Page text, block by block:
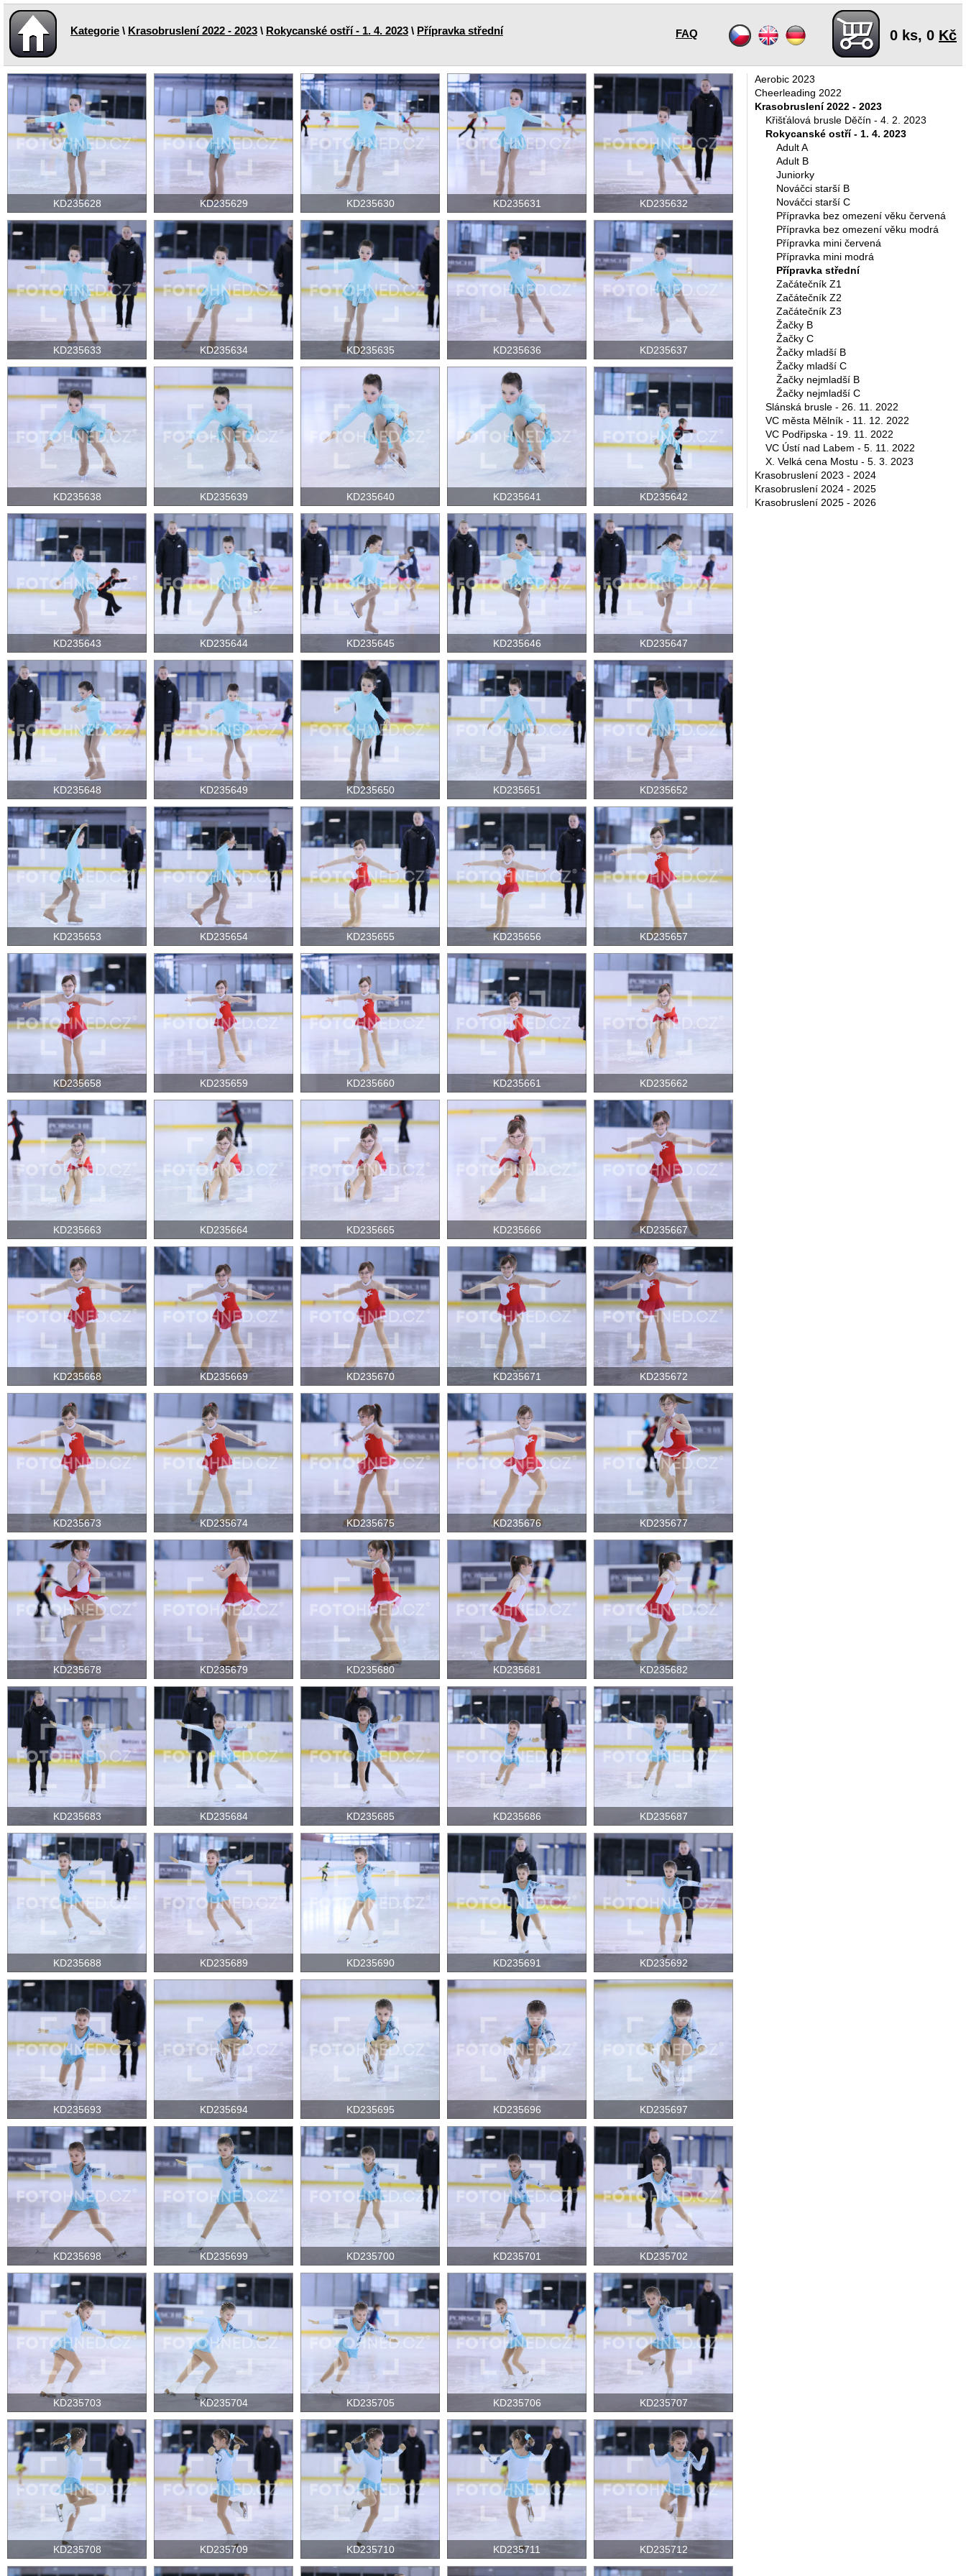
0 ks, 0 Kč
Kategorie \ Krasobruslení 2022 - 2023 \ Rokycanské ostří - 1. 4. 2023 \ Přípravka střední FAQ
KD235628 KD235629 KD235630 KD235631 KD235632
KD235633 KD235634 KD235635 KD235636 KD235637
KD235638 KD235639 KD235640 KD235641 KD235642
KD235643 KD235644 KD235645 KD235646 KD235647
KD235648 KD235649 KD235650 KD235651 KD235652
KD235653 KD235654 KD235655 KD235656 KD235657
KD235658 KD235659 KD235660 KD235661 KD235662
KD235663 KD235664 KD235665 KD235666 KD235667
KD235668 KD235669 KD235670 KD235671 KD235672
KD235673 KD235674 KD235675 KD235676 KD235677
KD235678 KD235679 KD235680 KD235681 KD235682
KD235683 KD235684 KD235685 KD235686 KD235687
KD235688 KD235689 KD235690 KD235691 KD235692
KD235693 KD235694 KD235695 KD235696 KD235697
KD235698 KD235699 KD235700 KD235701 KD235702
KD235703 KD235704 KD235705 KD235706 KD235707
KD235708 KD235709 KD235710 KD235711 KD235712
Aerobic 2023
Cheerleading 2022
Krasobruslení 2022 - 2023
Křišťálová brusle Děčín - 4. 2. 2023
Rokycanské ostří - 1. 4. 2023
Adult A
Adult B
Juniorky
Nováčci starší B
Nováčci starší C
Přípravka bez omezení věku červená
Přípravka bez omezení věku modrá
Přípravka mini červená
Přípravka mini modrá
Přípravka střední
Začátečník Z1
Začátečník Z2
Začátečník Z3
Žačky B
Žačky C
Žačky mladší B
Žačky mladší C
Žačky nejmladší B
Žačky nejmladší C
Slánská brusle - 26. 11. 2022
VC města Mělník - 11. 12. 2022
VC Podřipska - 19. 11. 2022
VC Ústí nad Labem - 5. 11. 2022
X. Velká cena Mostu - 5. 3. 2023
Krasobruslení 2023 - 2024
Krasobruslení 2024 - 2025
Krasobruslení 2025 - 2026